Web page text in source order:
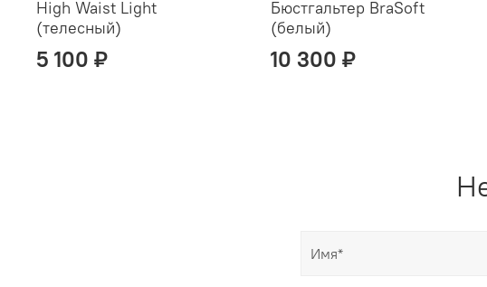
High Waist Light
(телесный)
5 100 ₽
Бюстгальтер BraSoft
(белый)
10 300 ₽